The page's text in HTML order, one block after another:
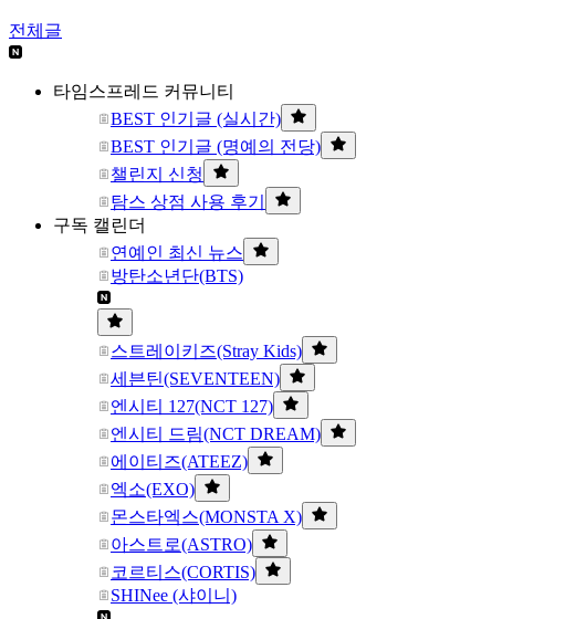
전체글
타임스프레드 커뮤니티
BEST 인기글 (실시간)
BEST 인기글 (명예의 전당)
챌린지 신청
탐스 상점 사용 후기
구독 캘린더
연예인 최신 뉴스
방탄소년단(BTS)
스트레이키즈(Stray Kids)
세븐틴(SEVENTEEN)
엔시티 127(NCT 127)
엔시티 드림(NCT DREAM)
에이티즈(ATEEZ)
엑소(EXO)
몬스타엑스(MONSTA X)
아스트로(ASTRO)
코르티스(CORTIS)
SHINee (샤이니)